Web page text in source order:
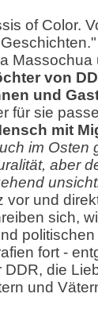
of Color.
Massochua
von
und
für sie
mit
im Osten
aber
vor und
sich,
fort -
DDR, die
und